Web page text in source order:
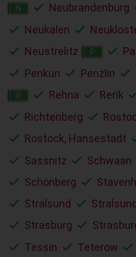
N Neubrandenburg
Neukalen
Neustrelitz
P
Penkun
Penzlin
R Rehna Rerik
Richtenberg
Rostock, Hansestadt
Sassnitz Schwaan
Schönberg
Stralsund
Strasburg
Tessin Teterow